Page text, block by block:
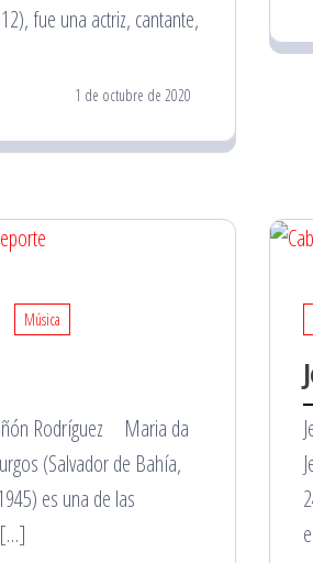
fue una actriz, cantante,
1 de octubre de 2020
Música
Rodríguez Maria da
(Salvador de Bahía,
es una de las
[…]